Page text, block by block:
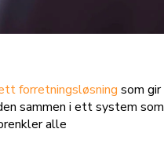
forretningsløsning som gir
sammen i ett system som
alle